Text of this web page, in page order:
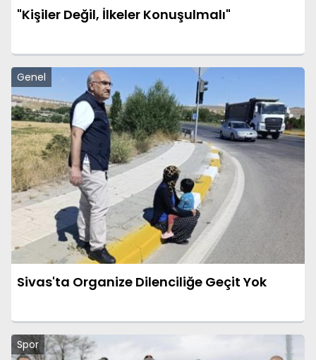
"Kişiler Değil, İlkeler Konuşulmalı"
Genel
Sivas'ta Organize Dilenciliğe Geçit Yok
Spor